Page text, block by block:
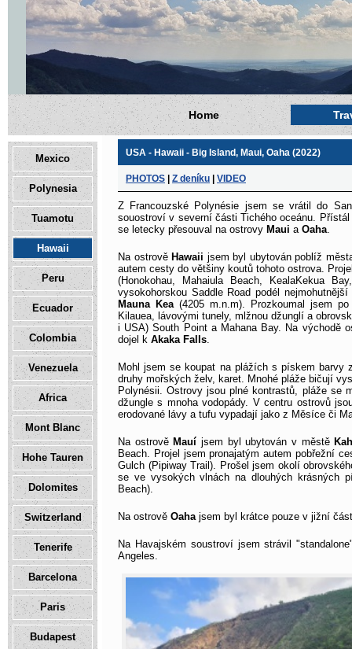
Home
Mexico
Polynesia
Tuamotu
Hawaii
Peru
Ecuador
Colombia
Venezuela
Africa
Mont Blanc
Hohe Tauren
Dolomites
Switzerland
Tenerife
Barcelona
Paris
Budapest
USA - Hawaii - Big Island, Maui, Oaha (2022)
PHOTOS | Z deníku | VIDEO
Z Francouzské Polynésie jsem se vrátil do
souostroví v severní části Tichého oceánu.
se letecky přesouval na ostrovy Maui a Oaha.
Na ostrově Hawaii jsem byl ubytován poblíž
autem cesty do většiny koutů tohoto ostrova.
(Honokohau, Mahaiula Beach, KealaKekua
vysokohorskou Saddle Road podél
Mauna Kea(4205 m.n.m). Prozkoumal jsem
Kilauea, lávovými tunely, mlžnou džunglí a
i USA) South Point a Mahana Bay. Na východě
dojel k Akaka Falls.
Mohl jsem se koupat na plážích s pískem barvy
druhy mořských želv, karet. Mnohé pláže bičují
Polynésii. Ostrovy jsou plné kontrastů, pláže se
džungle s mnoha vodopády. V centru ostrovů
erodované lávy a tufu vypadají jako z Měsíce či
Na ostrově Mauí jsem byl ubytován v městě
Beach. Projel jsem pronajatým autem pobřežní
Gulch (Pipiway Trail). Prošel jsem okolí
se ve vysokých vlnách na dlouhých krásných
Beach).
Na ostrově Oahajsem byl krátce pouze v jižní
Na Havajském soustroví jsem strávil
Angeles.
Created by © DuPe 2010-2021